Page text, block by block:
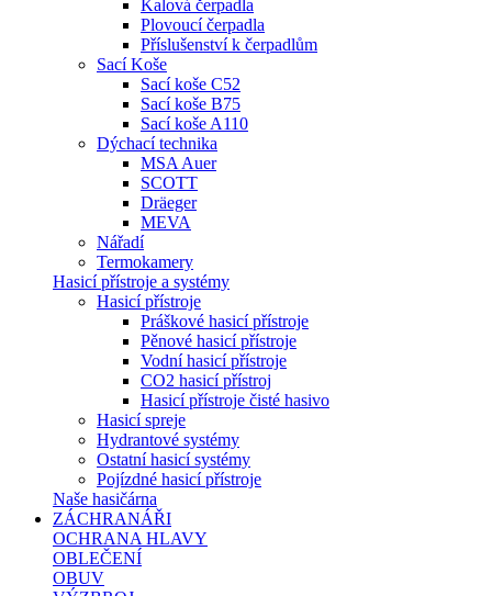
Kalová čerpadla
Plovoucí čerpadla
Příslušenství k čerpadlům
Sací Koše
Sací koše C52
Sací koše B75
Sací koše A110
Dýchací technika
MSA Auer
SCOTT
Dräeger
MEVA
Nářadí
Termokamery
Hasicí přístroje a systémy
Hasicí přístroje
Práškové hasicí přístroje
Pěnové hasicí přístroje
Vodní hasicí přístroje
CO2 hasicí přístroj
Hasicí přístroje čisté hasivo
Hasicí spreje
Hydrantové systémy
Ostatní hasicí systémy
Pojízdné hasicí přístroje
Naše hasičárna
ZÁCHRANÁŘI
OCHRANA HLAVY
OBLEČENÍ
OBUV